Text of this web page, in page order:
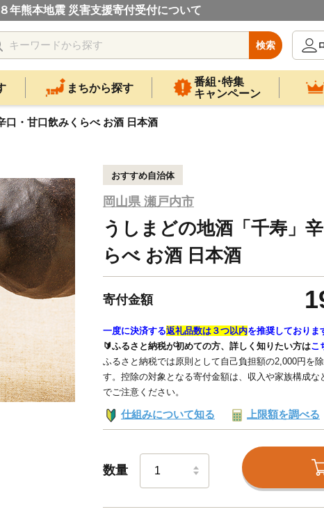
年熊本地震 災害支援寄付受付について
検索
まちから探す
番組･特集
キャンペーン
口・甘口飲みくらべ お酒 日本酒
おすすめ自治体
岡山県 瀬戸内市
うしまどの地酒「千寿」
らべ お酒 日本酒
寄付金額
一度に決済する返礼品数は３つ以内を推奨しておりま
🔰ふるさと納税が初めての方、詳しく知りたい方はこ
ふるさと納税では原則として自己負担額の2,000円を
す。控除の対象となる寄付金額は、収入や家族構成
でご注意ください。
仕組みについて知る 上限額を調べる
数量